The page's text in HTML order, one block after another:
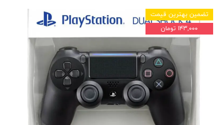
تضمین بهترین قیمت
۱۴۳,۰۰۰ تومان